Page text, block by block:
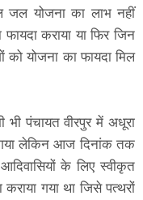
जल योजना का लाभ नहीं
कराया या फिर जिन
को योजना का फायदा मिल
पंचायत वीरपुर में अधूरा
गया लेकिन आज दिनांक तक
के लिए स्वीकृत
गया था जिसे पत्थरों